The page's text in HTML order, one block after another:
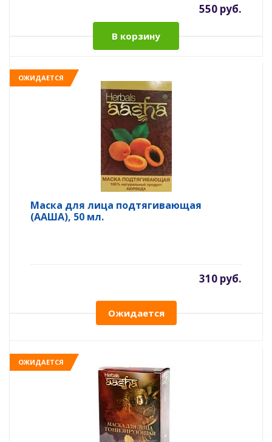
550 руб.
В корзину
ОЖИДАЕТСЯ
Маска для лица подтягивающая
(ААША), 50 мл.
310 руб.
Ожидается
ОЖИДАЕТСЯ